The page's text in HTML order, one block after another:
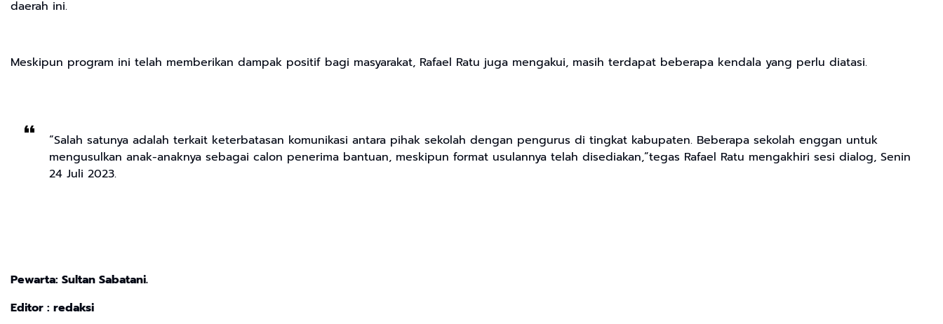
daerah ini.
Meskipun program ini telah memberikan dampak positif bagi masyarakat, Rafael Ratu juga mengakui, masih terdapat beberapa kendala yang perlu diatasi.
“Salah satunya adalah terkait keterbatasan komunikasi antara pihak sekolah dengan pengurus di tingkat kabupaten. Beberapa sekolah enggan untuk
mengusulkan anak-anaknya sebagai calon penerima bantuan, meskipun format usulannya telah disediakan,”tegas Rafael Ratu mengakhiri sesi dialog, Senin
24 Juli 2023.
Pewarta: Sultan Sabatani.
Editor : redaksi